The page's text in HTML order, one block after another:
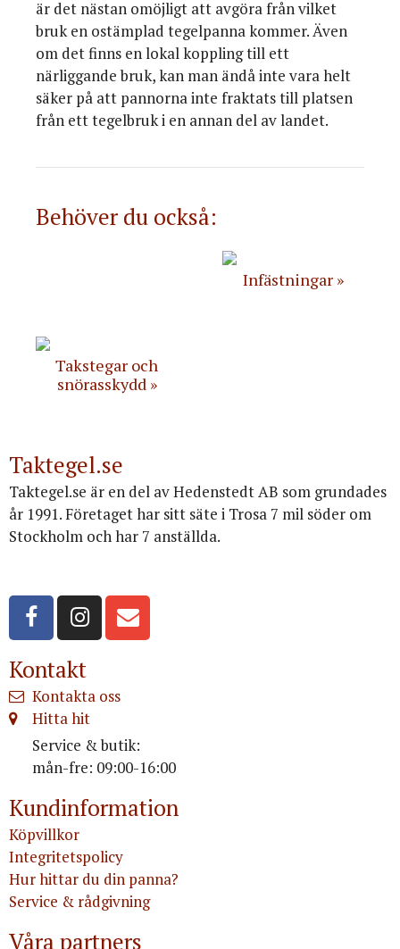
är det nästan omöjligt att avgöra från vilket
bruk en ostämplad tegelpanna kommer. Även
om det finns en lokal koppling till ett
närliggande bruk, kan man ändå inte vara helt
säker på att pannorna inte fraktats till platsen
från ett tegelbruk i en annan del av landet.
Behöver du också:
Infästningar
Takstegar och
snörasskydd
Taktegel.se
Taktegel.se är en del av Hedenstedt AB som grundades
år 1991. Företaget har sitt säte i Trosa 7 mil söder om
Stockholm och har 7 anställda.
Kontakt
Kontakta oss
Hitta hit
Service & butik:
mån-fre: 09:00-16:00
Kundinformation
Köpvillkor
Integritetspolicy
Hur hittar du din panna?
Service & rådgivning
Våra partners